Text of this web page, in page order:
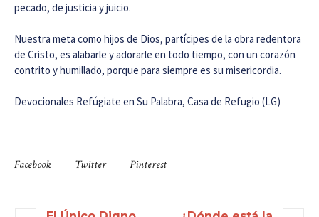
pecado, de justicia y juicio.
Nuestra meta como hijos de Dios, partícipes de la obra redentora
de Cristo, es alabarle y adorarle en todo tiempo, con un corazón
contrito y humillado, porque para siempre es su misericordia.
Devocionales Refúgiate en Su Palabra, Casa de Refugio (LG)
Facebook Twitter Pinterest